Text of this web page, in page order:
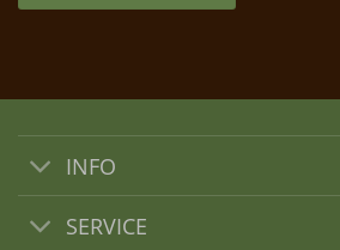
INFO
SERVICE